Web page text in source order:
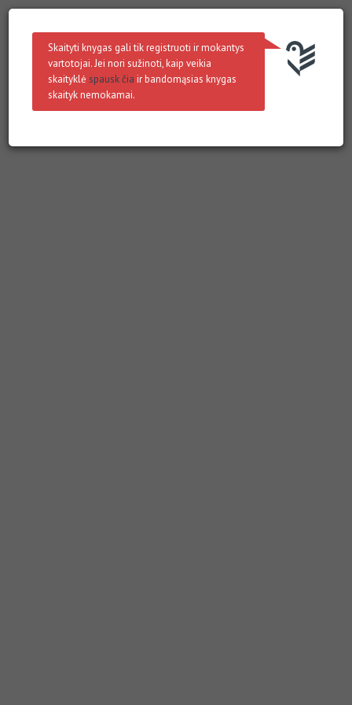
Skaityti knygas gali tik registruoti ir mokantys
vartotojai. Jei nori sužinoti, kaip veikia
skaityklė spausk čia ir bandomąsias knygas
skaityk nemokamai.